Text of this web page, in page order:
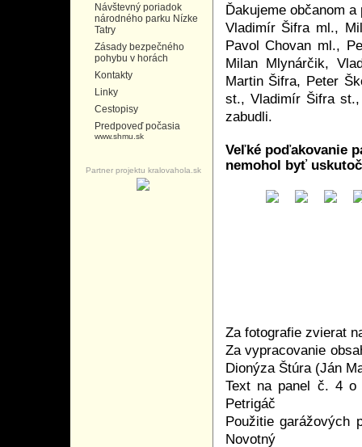
Návštevný poriadok
národného parku Nízke
Tatry
Zásady bezpečného
pohybu v horách
Kontakty
Linky
Cestopisy
Predpoveď počasia
www.shmu.sk
Partner projektu kralovahola.sk
Ďakujeme občanom
Vladimír Šifra ml.,
Pavol Chovan ml.,
Milan Mlynárčik,
Martin Šifra, Peter
st., Vladimír Šifra
zabudli.
Veľké poďakovanie
nemohol byť
Za fotografie zvierat
Za vypracovanie
Dionýza Štúra (Ján
Text na panel č. 4 o
Petrigáč
Použitie garážových
Novotný